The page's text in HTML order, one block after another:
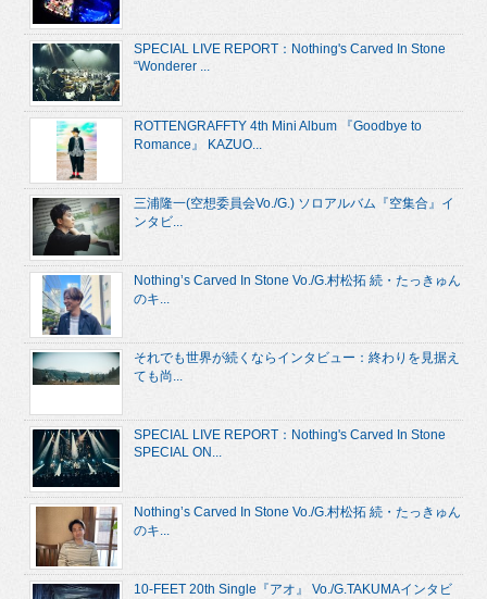
SPECIAL LIVE REPORT：Nothing's Carved In Stone
“Wonderer ...
ROTTENGRAFFTY 4th Mini Album 『Goodbye to
Romance』 KAZUO...
三浦隆一(空想委員会Vo./G.) ソロアルバム『空集合』イ
ンタビ...
Nothing’s Carved In Stone Vo./G.村松拓 続・たっきゅん
のキ...
それでも世界が続くならインタビュー：終わりを見据え
ても尚...
SPECIAL LIVE REPORT：Nothing's Carved In Stone
SPECIAL ON...
Nothing’s Carved In Stone Vo./G.村松拓 続・たっきゅん
のキ...
10-FEET 20th Single『アオ』 Vo./G.TAKUMAインタビ